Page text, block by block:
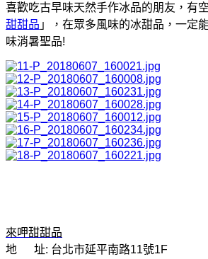
喜歡吃古早味天然手作冰品的朋友，有
甜甜品 」
，在眾多風味的冰甜品，一定
味消暑聖品!
來呷甜甜品
地 址: 台北市延平南路11號1F